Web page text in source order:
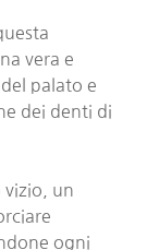
vera e
palato e
dei denti di
vizio, un
ogni